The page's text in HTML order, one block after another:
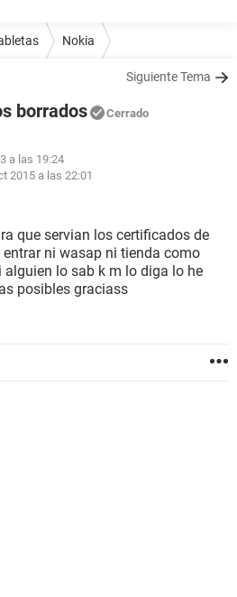
Nokia
Siguiente Tema
borrados Cerrado
a las 19:24
2015 a las 22:01
que servian los certificados de
ni wasap ni tienda como
lo sab k m lo diga lo he
posibles graciass